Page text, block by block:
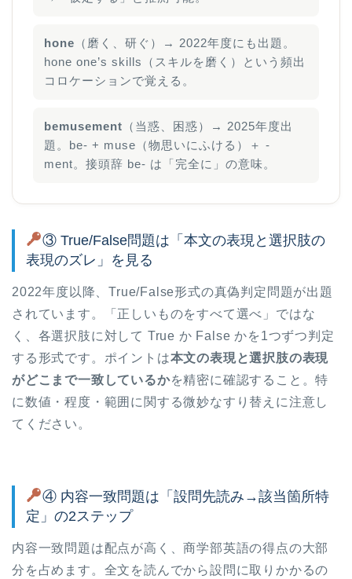
hone （磨く、研ぐ）→ 2022年度にも出題。
hone one’s skills（スキルを磨く）という頻出
コロケーションで覚える。
bemusement （当惑、困惑）→ 2025年度出
題。be- + muse（物思いにふける）＋ -
ment。接頭辞 be- は「完全に」の意味。
③ True/False問題は「本文の表現と選択肢の
表現のズレ」を見る
2022年度以降、True/False形式の真偽判定問題が出題
されています。「正しいものをすべて選べ」ではな
く、各選択肢に対して True か False かを1つずつ判定
する形式です。ポイントは本文の表現と選択肢の表現
がどこまで一致しているかを精密に確認すること。特
に数値・程度・範囲に関する微妙なすり替えに注意し
てください。
④ 内容一致問題は「設問先読み→該当箇所特
定」の2ステップ
内容一致問題は配点が高く、商学部英語の得点の大部
分を占めます。全文を読んでから設問に取りかかるの